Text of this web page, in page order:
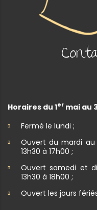
Horaires du 1er mai au
Fermé le lundi ;
Ouvert du mardi au
13h30 à 17h00 ;
Ouvert samedi et
13h30 à 18h00 ;
Ouvert les jours